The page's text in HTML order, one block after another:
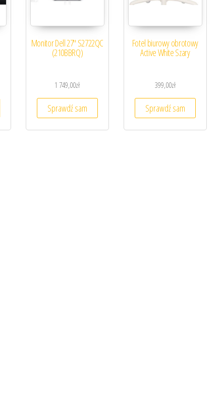
Monitor Dell 27″ S2722QC
(210BBRQ)
1 749,00zł
Sprawdź sam
Fotel biurowy obrotowy
Active White Szary
399,00zł
Sprawdź sam